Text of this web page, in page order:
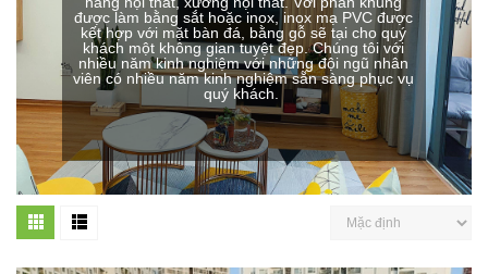
được làm bằng sắt hoặc inox, inox mạ PVC được
kết hợp với mặt bàn đá, bằng gỗ sẽ tại cho quý
khách một không gian tuyệt đẹp. Chúng tôi với
nhiều năm kinh nghiệm với những đội ngũ nhân
viên có nhiều năm kinh nghiệm sẵn sàng phục vụ
quý khách.